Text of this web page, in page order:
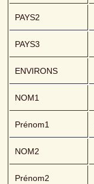
PAYS2
PAYS3
ENVIRONS
NOM1
Prénom1
NOM2
Prénom2